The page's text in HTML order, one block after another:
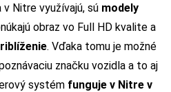
v Nitre využívajú, sú modely
obraz vo Full HD kvalite a
. Vďaka tomu je možné
značku vozidla a to aj
systém funguje v Nitre v